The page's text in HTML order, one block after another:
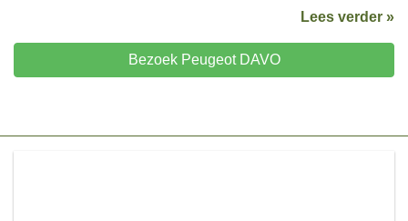
Lees verder »
Bezoek Peugeot DAVO